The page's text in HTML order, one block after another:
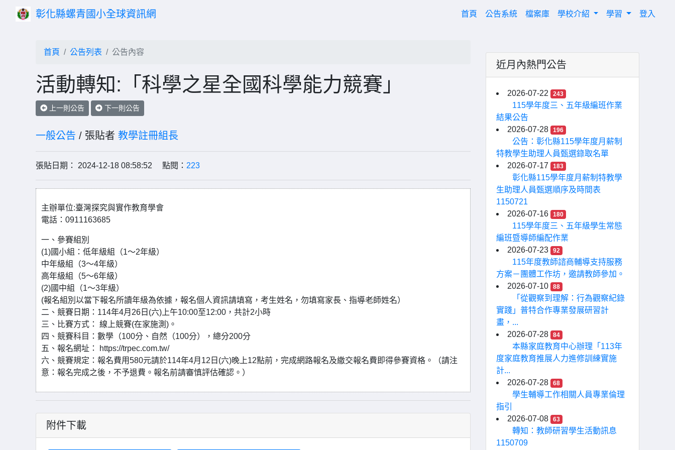
彰化縣螺青國小全球資訊網 首頁(current)
公告系統 檔案庫 學校介紹 學習 登入
首頁 公告列表 公告內容
活動轉知:「科學之星全國科學能力競賽」
上一則公告 下一則公告
一般公告 / 張貼者 教學註冊組長
張貼日期： 2024-12-18 08:58:52 點閱： 223
主辦單位:臺灣探究與實作教育學會
電話：0911163685
一、參賽組別
(1)國小組：低年級組（1～2年級）
中年級組（3～4年級）
高年級組（5～6年級）
(2)國中組（1～3年級）
(報名組別以當下報名所讀年級為依據，報名個人資訊請填寫，考生姓名，勿填寫家長、指導老師姓名）
二、競賽日期：114年4月26日(六)上午10:00至12:00，共計2小時
三、比賽方式： 線上競賽(在家施測)。
四、競賽科目：數學（100分、自然（100分），總分200分
五、報名網址： https://trpec.com.tw/
六、競賽規定：報名費用580元請於114年4月12日(六)晚上12點前，完成網路報名及繳交報名費即得參賽資格。（請注
意：報名完成之後，不予退費。報名前請審慎評估確認。）
附件下載
近月內熱門公告
2026-07-22 243
115學年度三、五年級編班作業
結果公告
2026-07-28
196
公告：彰化縣115學年度月薪制
特教學生助理人員甄選錄取名單
2026-07-17
183
彰化縣115學年度月薪制特教學
生助理人員甄選順序及時間表
1150721
2026-07-16
180
115學年度三、五年級學生常態
編班暨導師編配作業
2026-07-23
92
115年度教師諮商輔導支持服務
方案－團體工作坊，邀請教師參加。
2026-07-10
88
「從觀察到理解：行為觀察紀錄
實踐」普特合作專業發展研習計
畫，...
2026-07-28
84
本縣家庭教育中心辦理「113年
度家庭教育推展人力進修訓練實施
計...
2026-07-28
68
學生輔導工作相關人員專業倫理
指引
2026-07-08
63
轉知：教師研習學生活動訊息
1150709